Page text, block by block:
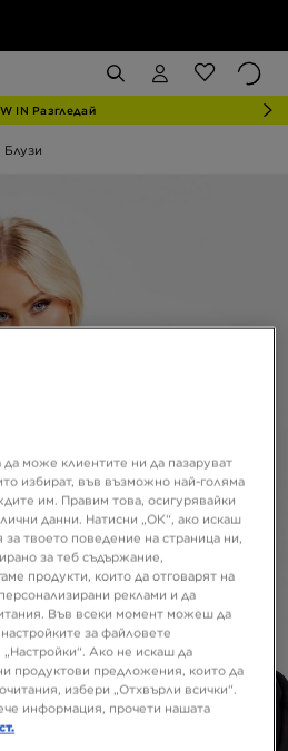
IN Разгледай
Блузи
да може клиентите ни да пазаруват
избират, във възможно най-голяма
им. Правим това, осигурявайки
данни. Натисни „ОК“, ако искаш
твоето поведение на страница ни,
за теб съдържание,
продукти, които да отговарят на
реклами и да
Във всеки момент можеш да
за файловете
Ако не искаш да
продуктови предложения, които да
избери „Отхвърли всички“.
информация, прочети нашата